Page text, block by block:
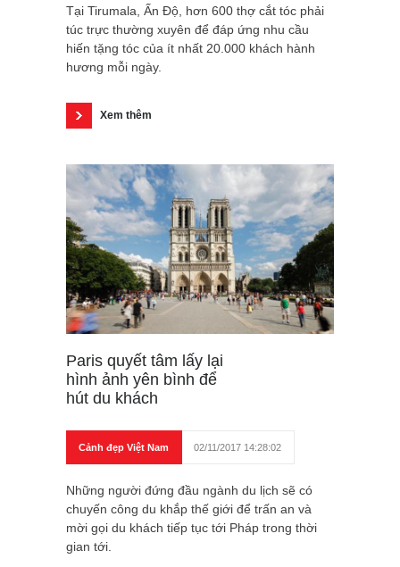
Tại Tirumala, Ấn Độ, hơn 600 thợ cắt tóc phải
túc trực thường xuyên để đáp ứng nhu cầu
hiến tặng tóc của ít nhất 20.000 khách hành
hương mỗi ngày.
Xem thêm
Paris quyết tâm lấy lại
hình ảnh yên bình để
hút du khách
Cảnh đẹp Việt Nam 02/11/2017 14:28:02
Những người đứng đầu ngành du lịch sẽ có
chuyến công du khắp thế giới để trấn an và
mời gọi du khách tiếp tục tới Pháp trong thời
gian tới.